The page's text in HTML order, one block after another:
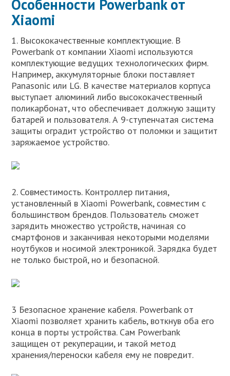
Особенности Powerbank от
Xiaomi
1. Высококачественные комплектующие. В
Powerbank от компании Xiaomi используются
комплектующие ведущих технологических фирм.
Например, аккумуляторные блоки поставляет
Panasonic или LG. В качестве материалов корпуса
выступает алюминий либо высококачественный
поликарбонат, что обеспечивает должную защиту
батарей и пользователя. А 9-ступенчатая система
защиты оградит устройство от поломки и защитит
заряжаемое устройство.
2. Совместимость. Контроллер питания,
установленный в Xiaomi Powerbank, совместим с
большинством брендов. Пользователь сможет
зарядить множество устройств, начиная со
смартфонов и заканчивая некоторыми моделями
ноутбуков и носимой электроникой. Зарядка будет
не только быстрой, но и безопасной.
3 Безопасное хранение кабеля. Powerbank от
Xiaomi позволяет хранить кабель, воткнув оба его
конца в порты устройства. Сам Powerbank
защищен от рекуперации, и такой метод
хранения/переноски кабеля ему не повредит.